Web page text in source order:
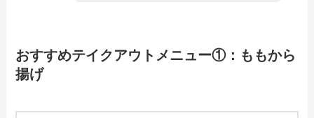
約・注文方法やクーポン情報も解説
おすすめテイクアウトメニュー①：ももから
揚げ